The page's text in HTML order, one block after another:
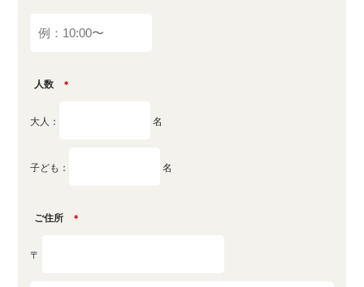
人数 ＊
大人： 名
子ども： 名
ご住所 ＊
〒